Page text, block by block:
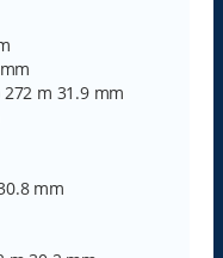
272 m 31.9 mm
mm